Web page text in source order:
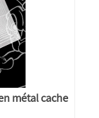
métal cache